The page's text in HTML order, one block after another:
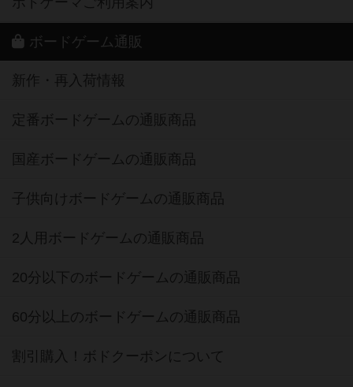
ボードゲーム通販
新作・再入荷情報
定番ボードゲームの通販商品
国産ボードゲームの通販商品
子供向けボードゲームの通販商品
2人用ボードゲームの通販商品
20分以下のボードゲームの通販商品
60分以上のボードゲームの通販商品
割引購入！ボドクーポンについて